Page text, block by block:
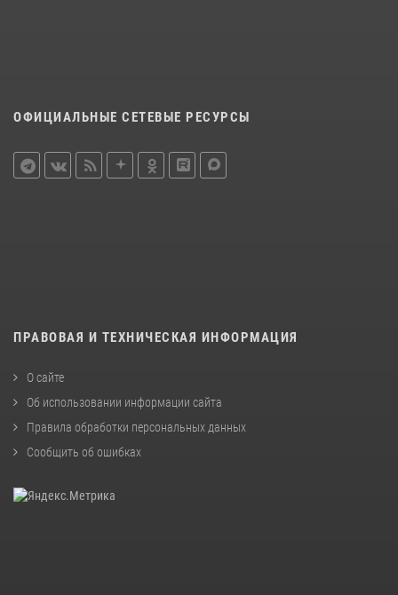
ОФИЦИАЛЬНЫЕ СЕТЕВЫЕ РЕСУРСЫ
ПРАВОВАЯ И ТЕХНИЧЕСКАЯ ИНФОРМАЦИЯ
О сайте
Об использовании информации сайта
Правила обработки персональных данных
Сообщить об ошибках